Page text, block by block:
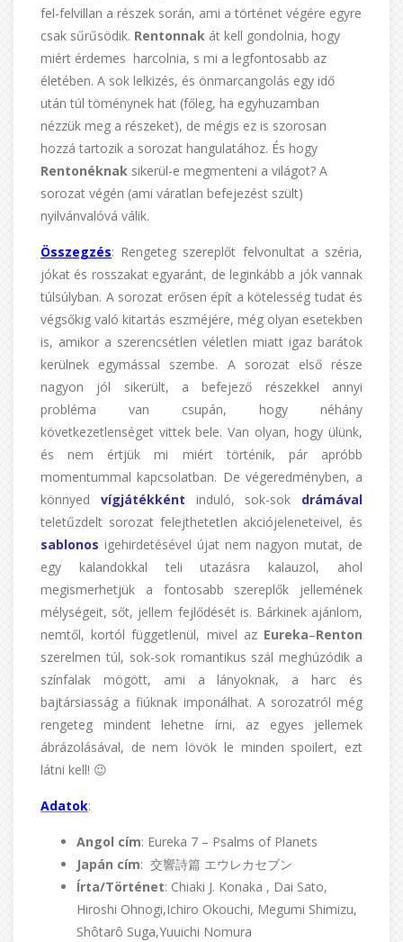
fel-felvillan a részek során, ami a történet végére egyre
csak sűrűsödik. Rentonnak át kell gondolnia, hogy
miért érdemes harcolnia, s mi a legfontosabb az
életében. A sok lelkizés, és önmarcangolás egy idő
után túl töménynek hat (főleg, ha egyhuzamban
nézzük meg a részeket), de mégis ez is szorosan
hozzá tartozik a sorozat hangulatához. És hogy
Rentonéknak sikerül-e megmenteni a világot? A
sorozat végén (ami váratlan befejezést szült)
nyilvánvalóvá válik.
Összegzés: Rengeteg szereplőt felvonultat a széria,
jókat és rosszakat egyaránt, de leginkább a jók vannak
túlsúlyban. A sorozat erősen épít a kötelesség tudat és
végsőkig való kitartás eszméjére, még olyan esetekben
is, amikor a szerencsétlen véletlen miatt igaz barátok
kerülnek egymással szembe. A sorozat első része
nagyon jól sikerült, a befejező részekkel annyi
probléma van csupán, hogy néhány
következetlenséget vittek bele. Van olyan, hogy ülünk,
és nem értjük mi miért történik, pár apróbb
momentummal kapcsolatban. De végeredményben, a
könnyed vígjátékként induló, sok-sok drámával
teletűzdelt sorozat felejthetetlen akciójeleneteivel, és
sablonos igehirdetésével újat nem nagyon mutat, de
egy kalandokkal teli utazásra kalauzol, ahol
megismerhetjük a fontosabb szereplők jellemének
mélységeit, sőt, jellem fejlődését is. Bárkinek ajánlom,
nemtől, kortól függetlenül, mivel az Eureka–Renton
szerelmen túl, sok-sok romantikus szál meghúzódik a
színfalak mögött, ami a lányoknak, a harc és
bajtársiasság a fiúknak imponálhat. A sorozatról még
rengeteg mindent lehetne írni, az egyes jellemek
ábrázolásával, de nem lövök le minden spoilert, ezt
látni kell! 😉
Adatok:
Angol cím: Eureka 7 – Psalms of Planets
Japán cím: 交響詩篇 エウレカセブン
Írta/Történet: Chiaki J. Konaka , Dai Sato,
Hiroshi Ohnogi,Ichiro Okouchi, Megumi Shimizu,
Shôtarô Suga,Yuuichi Nomura